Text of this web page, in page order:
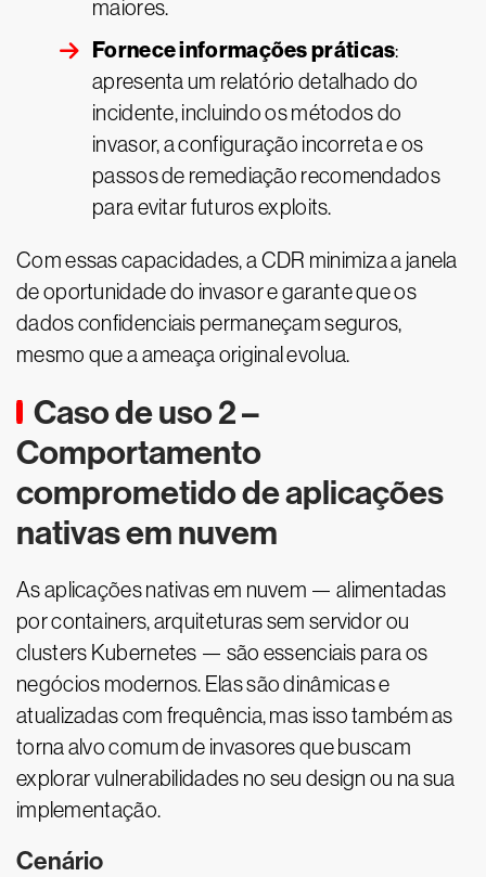
maiores.
Fornece informações práticas:
apresenta um relatório detalhado do
incidente, incluindo os métodos do
invasor, a configuração incorreta e os
passos de remediação recomendados
para evitar futuros exploits.
Com essas capacidades, a CDR minimiza a janela
de oportunidade do invasor e garante que os
dados confidenciais permaneçam seguros,
mesmo que a ameaça original evolua.
Caso de uso 2 –
Comportamento
comprometido de aplicações
nativas em nuvem
As aplicações nativas em nuvem — alimentadas
por containers, arquiteturas sem servidor ou
clusters Kubernetes — são essenciais para os
negócios modernos. Elas são dinâmicas e
atualizadas com frequência, mas isso também as
torna alvo comum de invasores que buscam
explorar vulnerabilidades no seu design ou na sua
implementação.
Cenário